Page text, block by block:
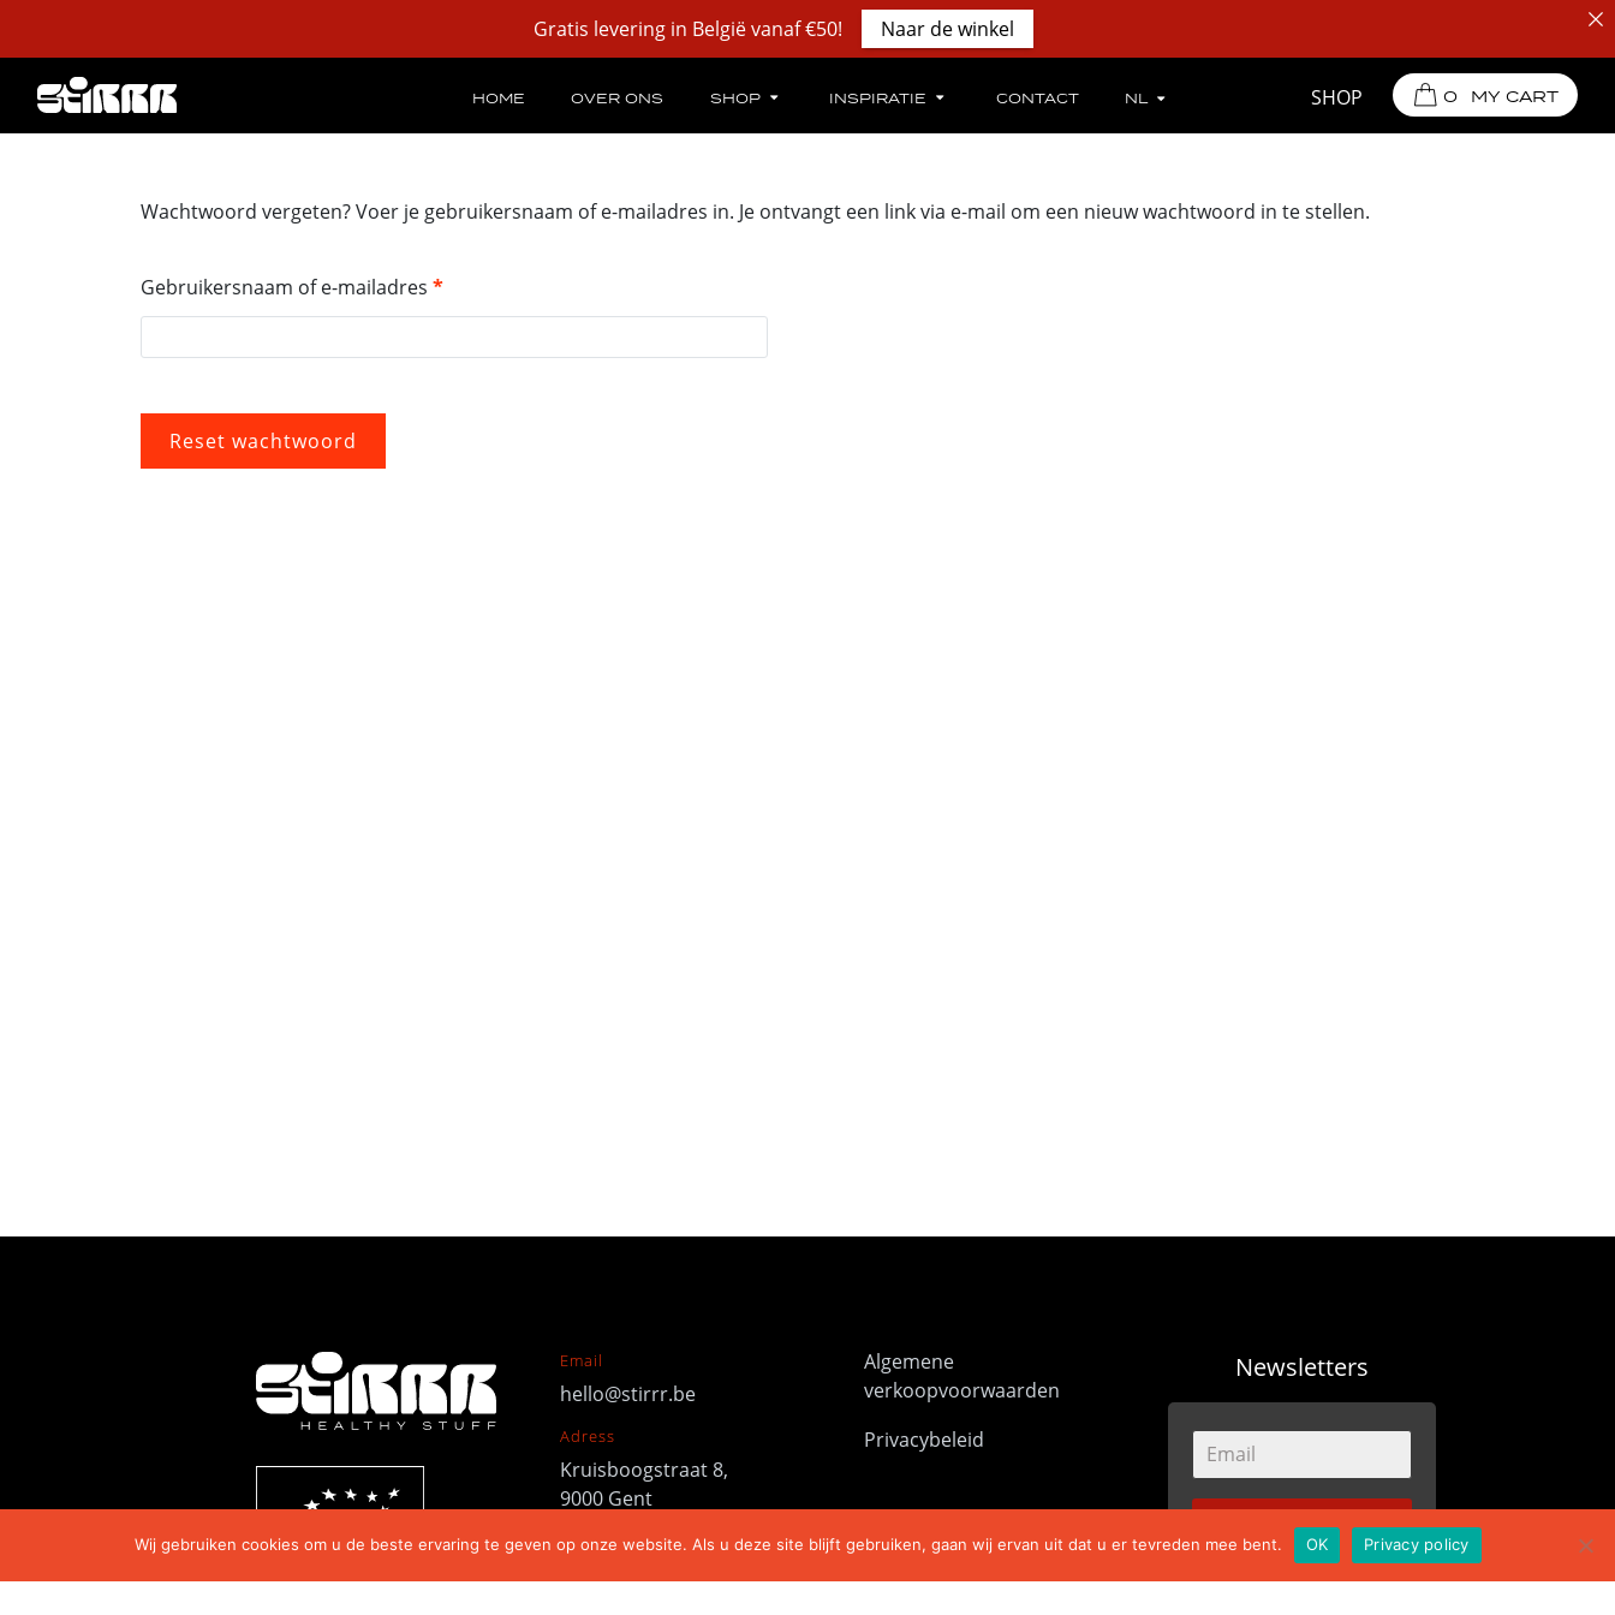
SHOP 0 MY CART
winkelwagen.
HOME OVER ONS SHOP INSPIRATIE CONTACT NL
Wachtwoord vergeten? Voer je gebruikersnaam of e-mailadres in. Je ontvangt een link via e-mail om een nieuw wachtwoord in te stellen.
Gebruikersnaam of e-mailadres *Vereist
Reset wachtwoord
Email
hello@stirrr.be
Adress
Kruisboogstraat 8,
9000 Gent
Telefoonnummer
Algemene
verkoopvoorwaarden
Privacybeleid
Newsletters
Gratis levering in België vanaf €50! Naar de winkel
Wij gebruiken cookies om u de beste ervaring te geven op onze website. Als u deze site blijft gebruiken, gaan wij ervan uit dat u er tevreden mee bent. OK Privacy policy